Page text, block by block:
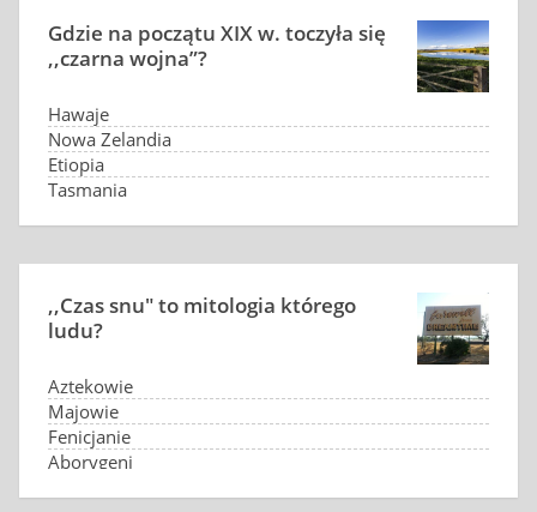
Gdzie na początu XIX w. toczyła się
,,czarna wojna”?
Hawaje
Nowa Zelandia
Etiopia
Tasmania
,,Czas snu" to mitologia którego
ludu?
Aztekowie
Majowie
Fenicjanie
Aborygeni